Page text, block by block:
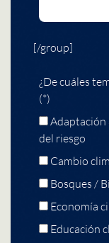
[/group]
¿De cuáles
(*)
Adaptación
del riesgo
Cambio
Bosques /
Economía
Educación